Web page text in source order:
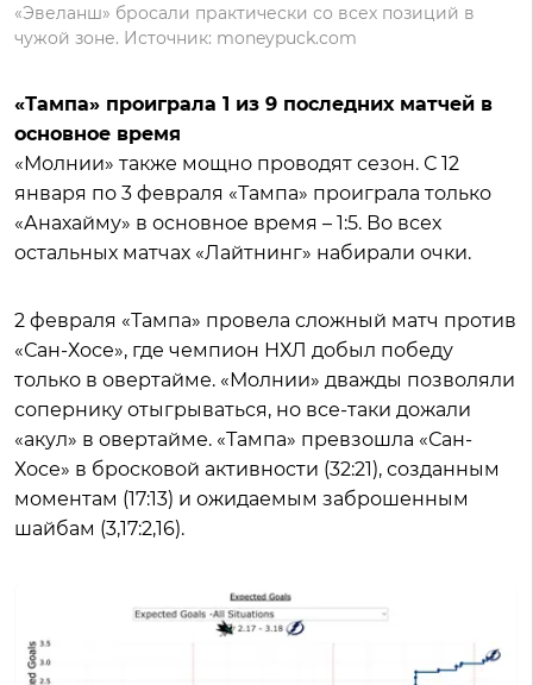
«Эвеланш» бросали практически со всех позиций в
чужой зоне. Источник: moneypuck.com
«Тампа» проиграла 1 из 9 последних матчей в
основное время
«Молнии» также мощно проводят сезон. С 12
января по 3 февраля «Тампа» проиграла только
«Анахайму» в основное время – 1:5. Во всех
остальных матчах «Лайтнинг» набирали очки.
2 февраля «Тампа» провела сложный матч против
«Сан-Хосе», где чемпион НХЛ добыл победу
только в овертайме. «Молнии» дважды позволяли
сопернику отыгрываться, но все-таки дожали
«акул» в овертайме. «Тампа» превзошла «Сан-
Хосе» в бросковой активности (32:21), созданным
моментам (17:13) и ожидаемым заброшенным
шайбам (3,17:2,16).